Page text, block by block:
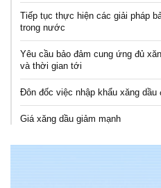
Tiếp tục thực hiện các giải pháp
trong nước
Yêu cầu bảo đảm cung ứng đủ
và thời gian tới
Đôn đốc việc nhập khẩu xăng dầu
Giá xăng dầu giảm mạnh